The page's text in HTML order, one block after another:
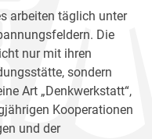
arbeiten täglich unter
Die
nur mit ihren
sondern
Art „Denkwerkstatt“,
Kooperationen
und der